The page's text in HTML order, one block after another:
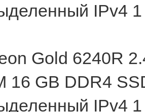
IPv4
Gold 6240R
16 GB DDR4
IPv4